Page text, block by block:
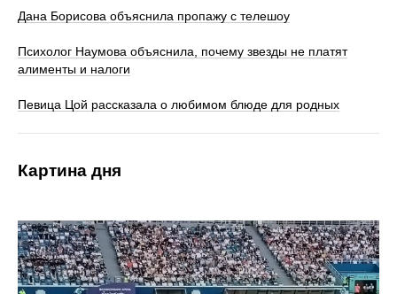
Дана Борисова объяснила пропажу с телешоу
Психолог Наумова объяснила, почему звезды не платят
алименты и налоги
Певица Цой рассказала о любимом блюде для родных
Картина дня